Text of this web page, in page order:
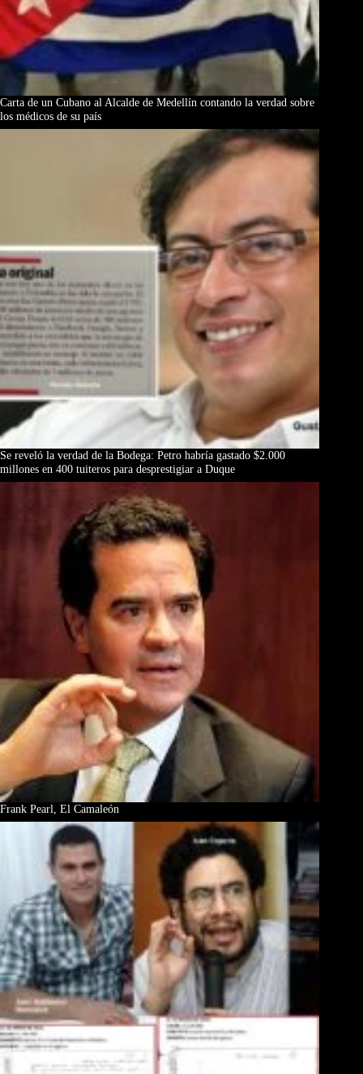
Carta de un Cubano al Alcalde de Medellín contando la verdad sobre
los médicos de su país
Se reveló la verdad de la Bodega: Petro habría gastado $2.000
millones en 400 tuiteros para desprestigiar a Duque
Frank Pearl, El Camaleón